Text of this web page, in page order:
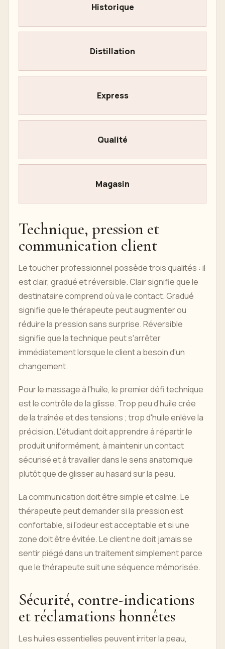
Historique
Distillation
Express
Qualité
Magasin
Technique, pression et
communication client
Le toucher professionnel possède trois qualités : il
est clair, gradué et réversible. Clair signifie que le
destinataire comprend où va le contact. Gradué
signifie que le thérapeute peut augmenter ou
réduire la pression sans surprise. Réversible
signifie que la technique peut s'arrêter
immédiatement lorsque le client a besoin d'un
changement.
Pour le massage à l'huile, le premier défi technique
est le contrôle de la glisse. Trop peu d’huile crée
de la traînée et des tensions ; trop d'huile enlève la
précision. L'étudiant doit apprendre à répartir le
produit uniformément, à maintenir un contact
sécurisé et à travailler dans le sens anatomique
plutôt que de glisser au hasard sur la peau.
La communication doit être simple et calme. Le
thérapeute peut demander si la pression est
confortable, si l'odeur est acceptable et si une
zone doit être évitée. Le client ne doit jamais se
sentir piégé dans un traitement simplement parce
que le thérapeute suit une séquence mémorisée.
Sécurité, contre-indications
et réclamations honnêtes
Les huiles essentielles peuvent irriter la peau,